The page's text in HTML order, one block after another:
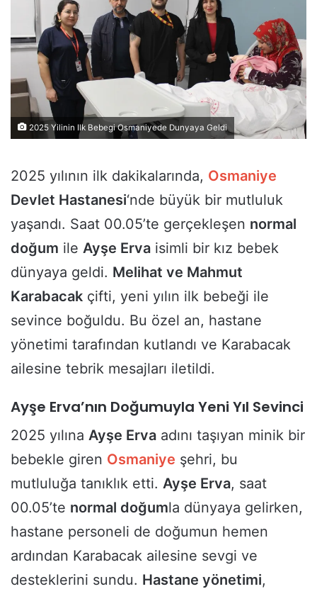
2025 Yilinin Ilk Bebegi Osmaniyede Dunyaya Geldi
2025 yılının ilk dakikalarında, Osmaniye
Devlet Hastanesi‘nde büyük bir mutluluk
yaşandı. Saat 00.05’te gerçekleşen normal
doğum ile Ayşe Erva isimli bir kız bebek
dünyaya geldi. Melihat ve Mahmut
Karabacak çifti, yeni yılın ilk bebeği ile
sevince boğuldu. Bu özel an, hastane
yönetimi tarafından kutlandı ve Karabacak
ailesine tebrik mesajları iletildi.
Ayşe Erva’nın Doğumuyla Yeni Yıl Sevinci
2025 yılına Ayşe Erva adını taşıyan minik bir
bebekle giren Osmaniye şehri, bu
mutluluğa tanıklık etti. Ayşe Erva, saat
00.05’te normal doğumla dünyaya gelirken,
hastane personeli de doğumun hemen
ardından Karabacak ailesine sevgi ve
desteklerini sundu. Hastane yönetimi,